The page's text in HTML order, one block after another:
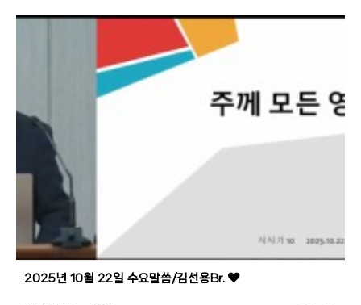
183
2025년 10월 22일 수요말씀/김선용Br.
작성자
조회